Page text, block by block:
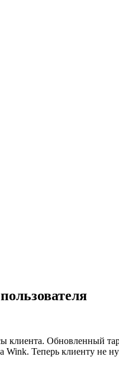
клиента. Обновленный
Теперь клиенту не